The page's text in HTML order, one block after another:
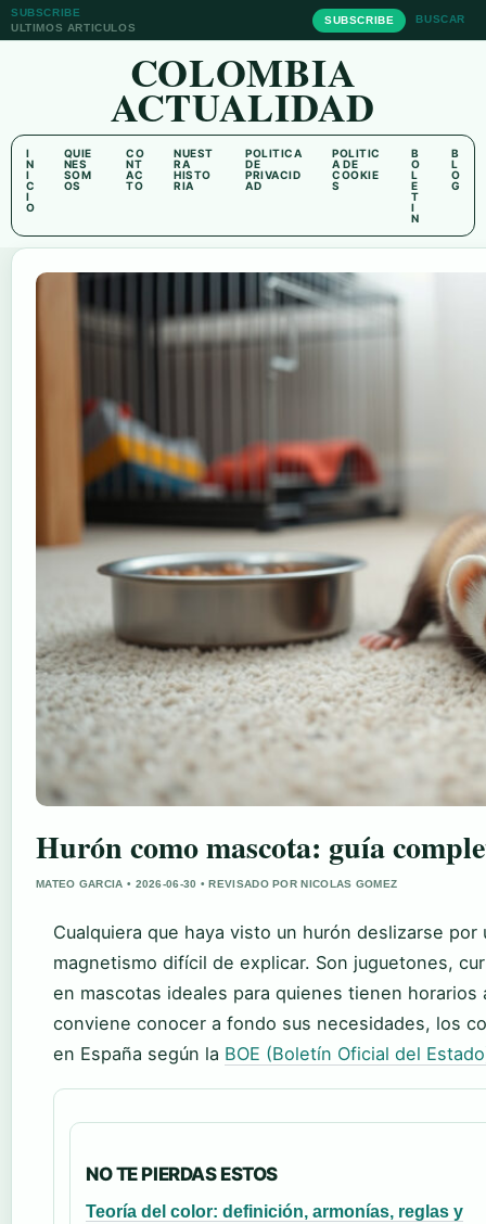
SUBSCRIBE
ULTIMOS ARTICULOS
SUBSCRIBE BUSCAR
COLOMBIA
ACTUALIDAD
I
N
I
C
I
O
QUIE
NES
SOM
OS
CO
NT
AC
TO
NUEST
RA
HISTO
RIA
POLITICA
DE
PRIVACID
AD
POLITIC
A DE
COOKIE
S
B
O
L
E
T
I
N
B
L
O
G
Hurón como mascota: guía
MATEO GARCIA • 2026-06-30 • REVISADO POR NICOLAS GOMEZ
Cualquiera que haya visto un hurón deslizarse
magnetismo difícil de explicar. Son juguetones,
en mascotas ideales para quienes tienen
conviene conocer a fondo sus necesidades, los
en España según la BOE (Boletín Oficial del
NO TE PIERDAS ESTOS
Teoría del color: definición, armonías, reglas y